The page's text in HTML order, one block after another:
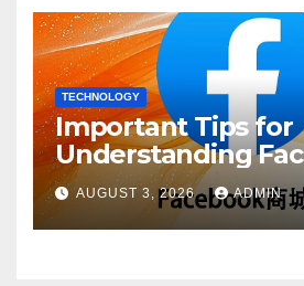
TECHNOLOGY
Important Tips for
Understanding
Account Purchase
AUGUST 3, 2026 ADMIN